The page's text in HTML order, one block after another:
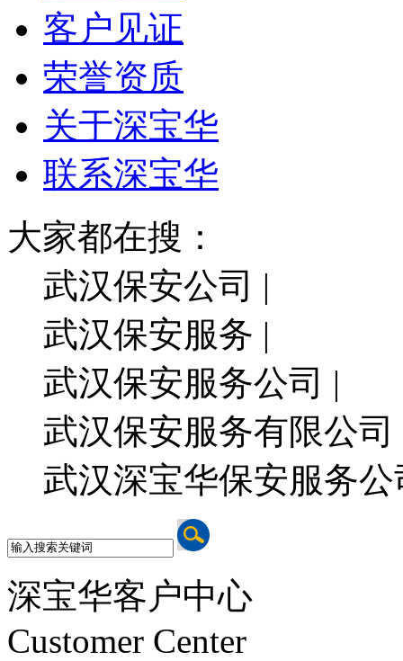
客户见证
荣誉资质
关于深宝华
联系深宝华
大家都在搜：
武汉保安公司 |
武汉保安服务 |
武汉保安服务公司 |
武汉保安服务有限公司
武汉深宝华保安服务公
深宝华客户中心
Customer Center